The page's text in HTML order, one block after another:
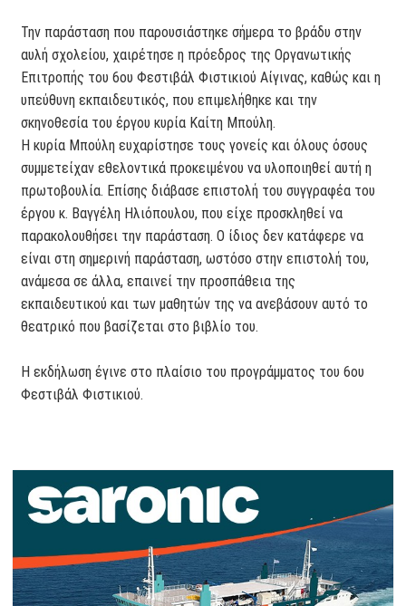
Την παράσταση που παρουσιάστηκε σήμερα το βράδυ στην
αυλή σχολείου, χαιρέτησε η πρόεδρος της Οργανωτικής
Επιτροπής του 6ου Φεστιβάλ Φιστικιού Αίγινας, καθώς και η
υπεύθυνη εκπαιδευτικός, που επιμελήθηκε και την
σκηνοθεσία του έργου κυρία Καίτη Μπούλη.
Η κυρία Μπούλη ευχαρίστησε τους γονείς και όλους όσους
συμμετείχαν εθελοντικά προκειμένου να υλοποιηθεί αυτή η
πρωτοβουλία. Επίσης διάβασε επιστολή του συγγραφέα του
έργου κ. Βαγγέλη Ηλιόπουλου, που είχε προσκληθεί να
παρακολουθήσει την παράσταση. Ο ίδιος δεν κατάφερε να
είναι στη σημερινή παράσταση, ωστόσο στην επιστολή του,
ανάμεσα σε άλλα, επαινεί την προσπάθεια της
εκπαιδευτικού και των μαθητών της να ανεβάσουν αυτό το
θεατρικό που βασίζεται στο βιβλίο του.
Η εκδήλωση έγινε στο πλαίσιο του προγράμματος του 6ου
Φεστιβάλ Φιστικιού.